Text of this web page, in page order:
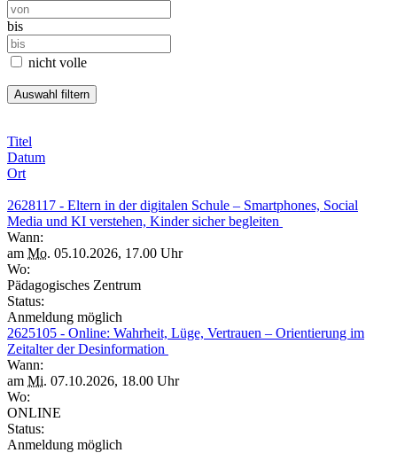
bis
nicht volle
Titel
Datum
Ort
2628117 - Eltern in der digitalen Schule – Smartphones, Social
Media und KI verstehen, Kinder sicher begleiten
Wann:
am Mo. 05.10.2026, 17.00 Uhr
Wo:
Pädagogisches Zentrum
Status:
Anmeldung möglich
2625105 - Online: Wahrheit, Lüge, Vertrauen – Orientierung im
Zeitalter der Desinformation
Wann:
am Mi. 07.10.2026, 18.00 Uhr
Wo:
ONLINE
Status:
Anmeldung möglich